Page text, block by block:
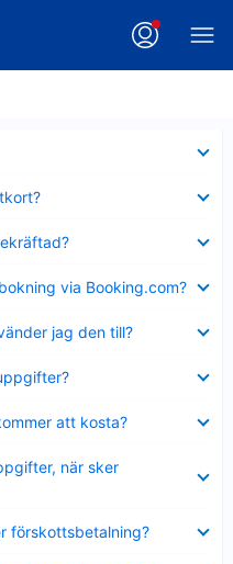
via Booking.com?
jag den till?
att kosta?
när sker
förskottsbetalning?